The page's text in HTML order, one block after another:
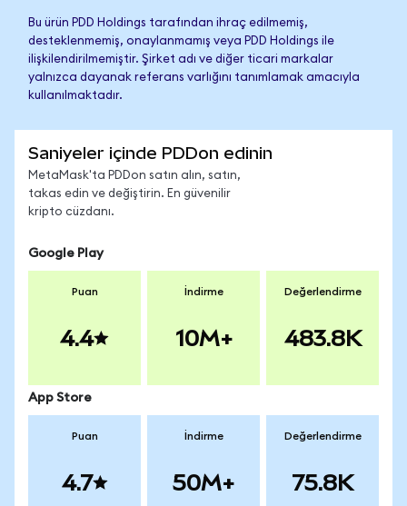
Bu ürün PDD Holdings tarafından ihraç edilmemiş,
desteklenmemiş, onaylanmamış veya PDD Holdings ile
ilişkilendirilmemiştir. Şirket adı ve diğer ticari markalar
yalnızca dayanak referans varlığını tanımlamak amacıyla
kullanılmaktadır.
Saniyeler içinde PDDon edinin
MetaMask'ta PDDon satın alın, satın,
takas edin ve değiştirin. En güvenilir
kripto cüzdanı.
Google Play
Puan
4.4
İndirme
10M+
Değerlendirme
483.8K
App Store
Puan
4.7
İndirme
50M+
Değerlendirme
75.8K